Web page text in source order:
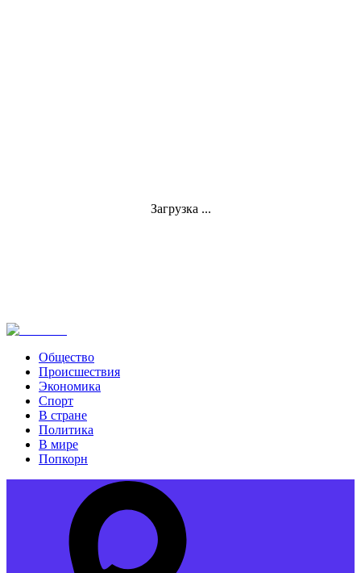
Загрузка ...
Общество
Происшествия
Экономика
Спорт
В стране
Политика
В мире
Попкорн